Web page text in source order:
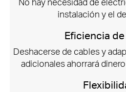
instalación y el
Eficiencia
Deshacerse de cables y
adicionales ahorrará